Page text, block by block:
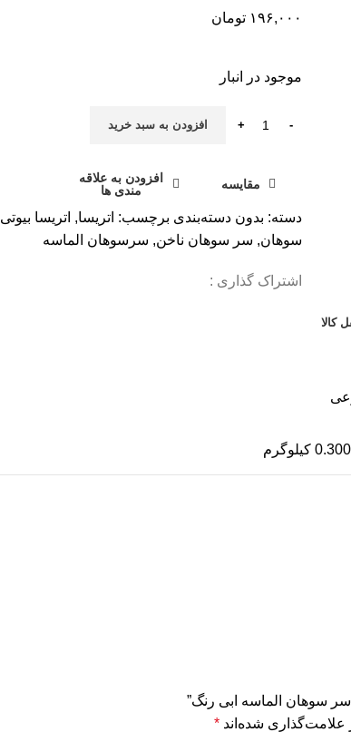
۱۹۶,۰۰۰ تومان
موجود در انبار
افزودن به سبد خرید
مقایسه
افزودن به علاقه
مندی ها
دسته: بدون دسته‌بندی برچسب: اتریسا, اتریسا بیوتی
سوهان, سر سوهان ناخن, سرسوهان الماسه
اشتراک گذاری :
کالا
0.300 کیلوگرم
سوهان الماسه ابی رنگ”
علامت‌گذاری شده‌اند *